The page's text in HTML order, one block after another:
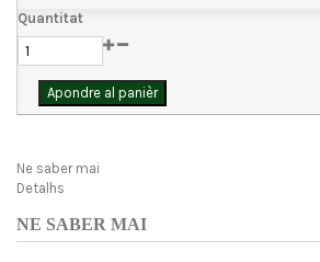
Quantitat
Apondre al panièr
Ne saber mai
Detalhs
NE SABER MAI